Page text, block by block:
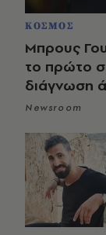
ΚΟΣΜΟΣ
Μπρους
το πρώτο
διάγνωση
Newsroom